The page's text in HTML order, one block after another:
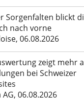
Sorgenfalten blickt
nach vorne
06.08.2026
zeigt mehr
bei Schweizer
AG, 06.08.2026